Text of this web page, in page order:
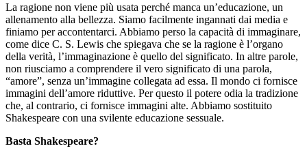
La ragione non viene più usata perché manca un’educazione, un
allenamento alla bellezza. Siamo facilmente ingannati dai media e
finiamo per accontentarci. Abbiamo perso la capacità di immaginare,
come dice C. S. Lewis che spiegava che se la ragione è l’organo
della verità, l’immaginazione è quello del significato. In altre parole,
non riusciamo a comprendere il vero significato di una parola,
“amore”, senza un’immagine collegata ad essa. Il mondo ci fornisce
immagini dell’amore riduttive. Per questo il potere odia la tradizione
che, al contrario, ci fornisce immagini alte. Abbiamo sostituito
Shakespeare con una svilente educazione sessuale.
Basta Shakespeare?